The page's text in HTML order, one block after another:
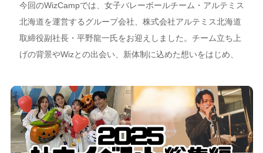
今回のWizCampでは、女子バレーボールチーム・アルテミス
北海道を運営するグループ会社、株式会社アルテミス北海道
取締役副社長・平野龍一氏をお迎えしました。チーム立ち上
げの背景やWizとの出会い、新体制に込めた想いをはじめ、
海道が描く今後のビジョンについて語っています。